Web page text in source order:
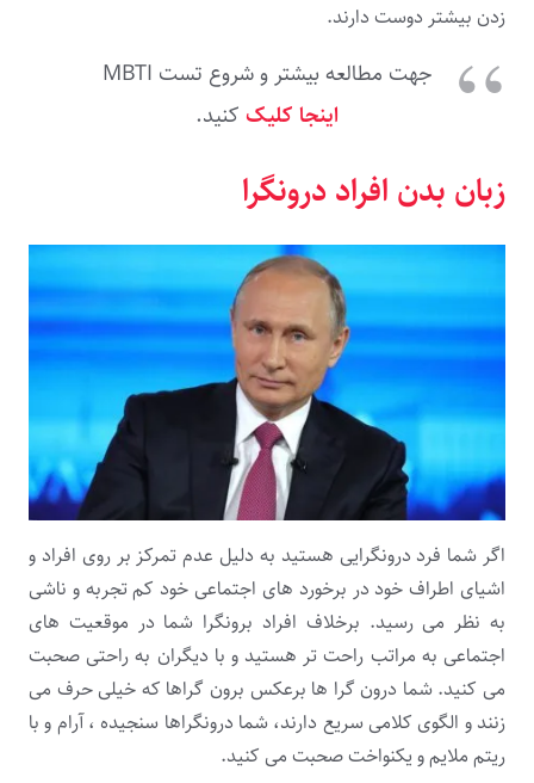
زدن بیشتر دوست دارند.
جهت مطالعه بیشتر و شروع تست MBTI
اینجا کلیک کنید.
زبان بدن افراد درونگرا
اگر شما فرد درونگرایی هستید به دلیل عدم تمرکز بر روی افراد و
اشیای اطراف خود در برخورد های اجتماعی خود کم تجربه و ناشی
به نظر می رسید. برخلاف افراد برونگرا شما در موقعیت های
اجتماعی به مراتب راحت تر هستید و با دیگران به راحتی صحبت
می کنید. شما درون گرا ها برعکس برون گراها که خیلی حرف می
زنند و الگوی کلامی سریع دارند، شما درونگراها سنجیده ، آرام و با
ریتم ملایم و یکنواخت صحبت می کنید.